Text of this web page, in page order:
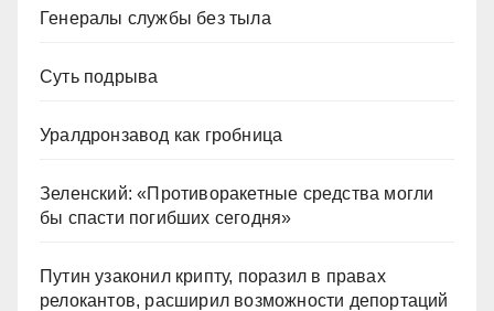
Генералы службы без тыла
Суть подрыва
Уралдронзавод как гробница
Зеленский: «Противоракетные средства могли
бы спасти погибших сегодня»
Путин узаконил крипту, поразил в правах
релокантов, расширил возможности депортаций